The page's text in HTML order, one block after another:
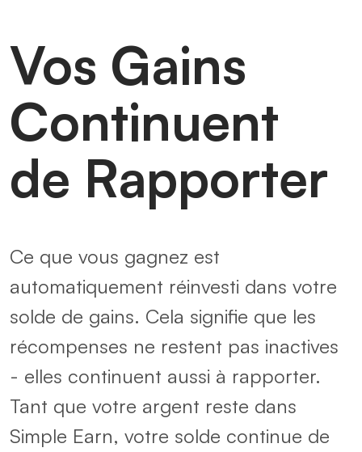
Vos Gains
Continuent
de Rapporter
Ce que vous gagnez est
automatiquement réinvesti dans votre
solde de gains. Cela signifie que les
récompenses ne restent pas inactives
- elles continuent aussi à rapporter.
Tant que votre argent reste dans
Simple Earn, votre solde continue de